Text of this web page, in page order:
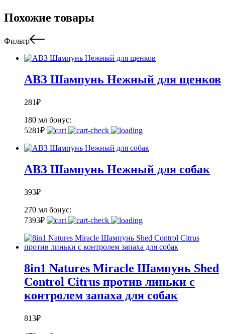
Похожие товары
Фильтр
АВЗ Шампунь Нежный для щенков
281₽
180 мл бонус:
5281₽
АВЗ Шампунь Нежный для собак
393₽
270 мл бонус:
7393₽
8in1 Natures Miracle Шампунь Shed
Control Citrus против линьки с
контролем запаха для собак
813₽